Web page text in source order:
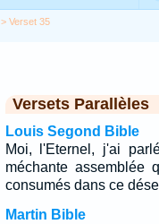
> Verset 35
Versets Parallèles
Louis Segond Bible
Moi, l'Eternel, j'ai
méchante assemblée
consumés dans ce
Martin Bible